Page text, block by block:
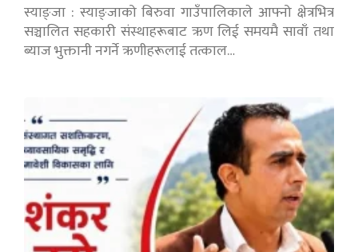
स्याङ्जा : स्याङ्जाको बिरुवा गाउँपालिकाले आफ्नो क्षेत्रभित्र
सञ्चालित सहकारी संस्थाहरूबाट ऋण लिई समयमै सावाँ तथा
ब्याज भुक्तानी नगर्ने ऋणीहरूलाई तत्काल…